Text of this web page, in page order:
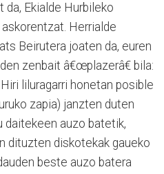
da, Ekialde Hurbileko
Herrialde
Beirutera joaten da, euren
zenbait â€œplazerâ€ bila:
liluragarri honetan posible
zapia) janzten duten
daitekeen auzo batetik,
dituzten diskotekak gaueko
beste auzo batera